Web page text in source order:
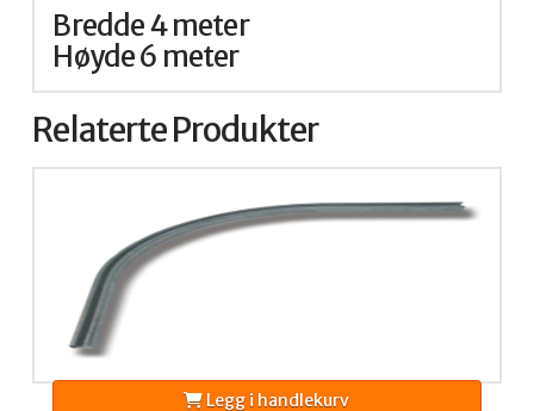
Bredde 4 meter
Høyde 6 meter
Relaterte Produkter
Legg i handlekurv